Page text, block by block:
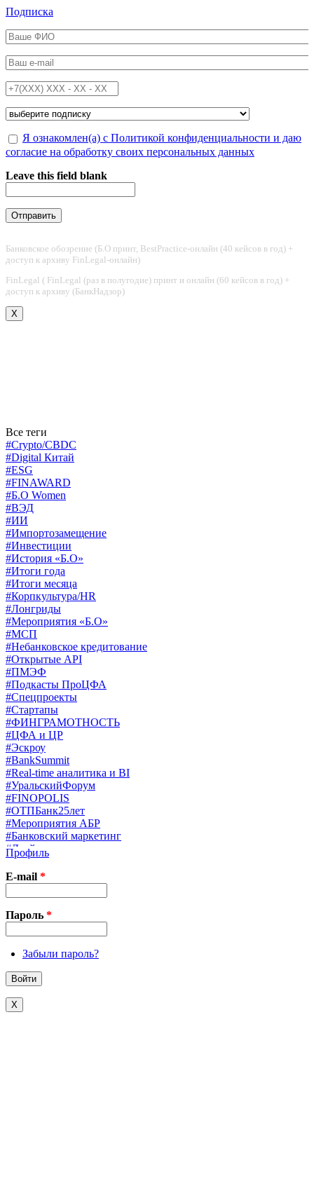
Перейти к основному содержанию
Подписка
ФИО*
Email*
Телефон*
Подписка на*
Обработка персональных данных*
Я ознакомлен(а) с Политикой конфиденциальности и даю
согласие на обработку своих персональных данных
Leave this field blank
Банковское обозрение (Б.О принт, BestPractice-онлайн (40 кейсов в год) +
доступ к архиву FinLegal-онлайн)
FinLegal ( FinLegal (раз в полугодие) принт и онлайн (60 кейсов в год) +
доступ к архиву (БанкНадзор)
X
Все теги
#Crypto/CBDC
#Digital Китай
#ESG
#FINAWARD
#Б.О Women
#ВЭД
#ИИ
#Импортозамещение
#Инвестиции
#История «Б.О»
#Итоги года
#Итоги месяца
#Корпкультура/HR
#Лонгриды
#Мероприятия «Б.О»
#МСП
#Небанковское кредитование
#Открытые API
#ПМЭФ
#Подкасты ПроЦФА
#Спецпроекты
#Стартапы
#ФИНГРАМОТНОСТЬ
#ЦФА и ЦР
#Эскроу
#BankSummit
#Real-time аналитика и BI
#УральскийФорум
#FINOPOLIS
#ОТПБанк25лет
#Мероприятия АБР
#Банковский маркетинг
#Драйверы страхования
#Финконгресс ЦБ
#PB&WM
#UX/CX
#Экосистемы
X
Профиль
E-mail *
Пароль *
Забыли пароль?
X